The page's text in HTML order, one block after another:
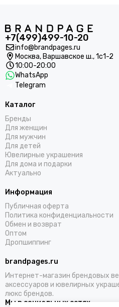
+7(499)499-10-20
info@brandpages.ru
Москва,Варшавское ш., 1с1-2
10:00-20:00
WhatsApp
Telegram
Каталог
Бренды
Для женщин
Для мужчин
Для детей
Ювелирные украшения
Для дома и подарки
Актуально
Информация
Публичная оферта
Политика конфиденциальности
Обмен и возврат
Оптом
Дропшиппинг
brandpages.ru
Интернет-магазин брендовых
аксессуаров и ювелирных
люкс брендов.
Мы в социальных сетях